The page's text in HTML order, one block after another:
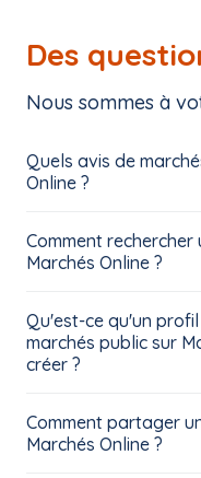
Des
Nous sommes à
Quels avis de
Online ?
Comment
Marchés Online ?
Qu'est-ce qu'un
marchés public sur
créer ?
Comment partager
Marchés Online ?